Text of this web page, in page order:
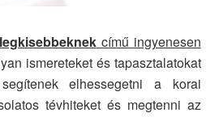
című ingyenesen
ismereteket és tapasztalatokat
elhessegetni a korai
tévhiteket és megtenni az